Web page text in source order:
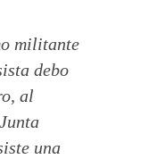
militante
debo
al
una